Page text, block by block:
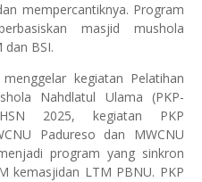
mempercantiknya. Program
masjid mushola
BSI.
kegiatan Pelatihan
Nahdlatul Ulama (PKP-
2025, kegiatan PKP
Padureso dan MWCNU
program yang sinkron
kemasjidan LTM PBNU. PKP